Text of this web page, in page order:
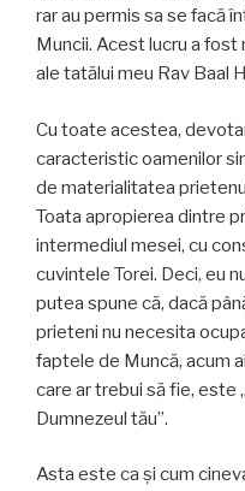
rar au permis sa se facă
Muncii. Acest lucru a
ale tatălui meu Rav Baal
Cu toate acestea,
caracteristic oamenilor
de materialitatea
Toata apropierea dintre
intermediul mesei, cu
cuvintele Torei. Deci, eu
putea spune că, dacă
prieteni nu necesita
faptele de Muncă, acum
care ar trebui să fie, este „
Dumnezeul tău”.
Asta este ca și cum